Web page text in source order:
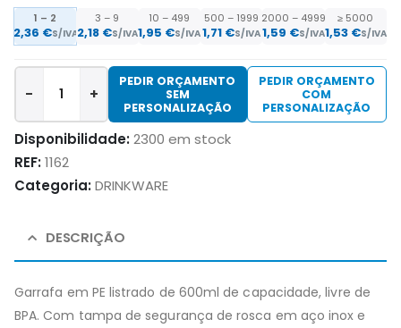
1 – 2
2,36 €S/IVA
3 – 9
2,18 €S/IVA
10 – 499
1,95 €S/IVA
500 – 1999
1,71 €S/IVA
2000 – 4999
1,59 €S/IVA
≥ 5000
1,53 €S/IVA
- +
PEDIR ORÇAMENTO
SEM
PERSONALIZAÇÃO
PEDIR ORÇAMENTO
COM
PERSONALIZAÇÃO
Disponibilidade:2300 em stock
REF:1162
Categoria:DRINKWARE
DESCRIÇÃO
Garrafa em PE listrado de 600ml de capacidade, livre de
BPA. Com tampa de segurança de rosca em aço inox e